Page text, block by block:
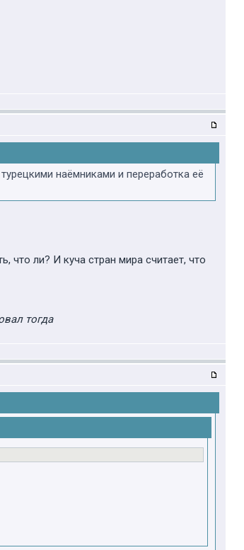
наёмниками и переработка её
что ли? И куча стран мира считает, что
тогда